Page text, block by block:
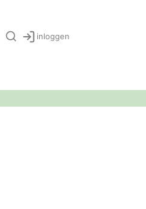
inloggen